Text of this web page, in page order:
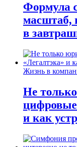
Формула
масштаб,
в
Жизнь в
Не
цифровые
и как